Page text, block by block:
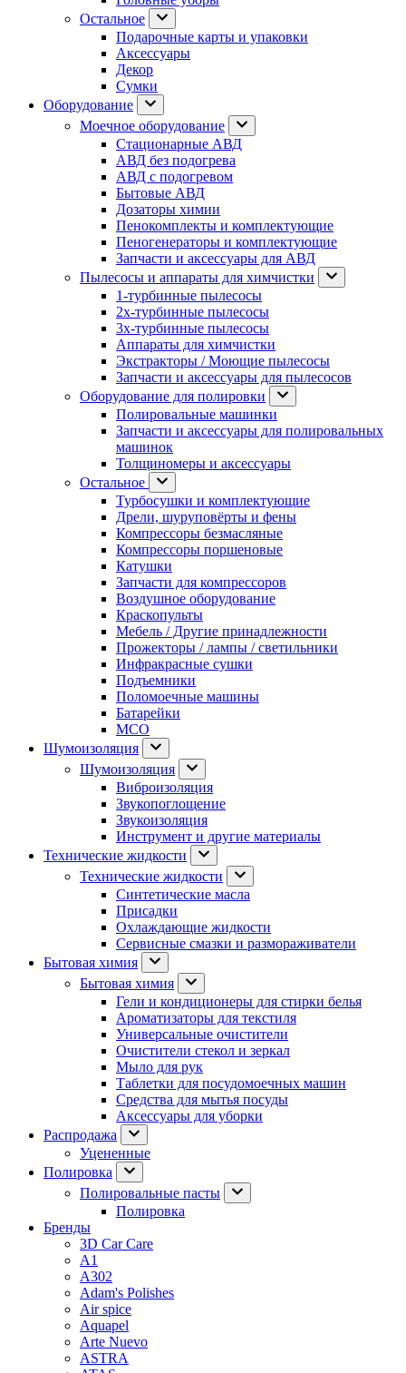
Остальное
Подарочные карты и упаковки
Аксессуары
Декор
Сумки
Оборудование
Моечное оборудование
Стационарные АВД
АВД без подогрева
АВД с подогревом
Бытовые АВД
Дозаторы химии
Пенокомплекты и комплектующие
Пеногенераторы и комплектующие
Запчасти и аксессуары для АВД
Пылесосы и аппараты для химчистки
1-турбинные пылесосы
2х-турбинные пылесосы
3х-турбинные пылесосы
Аппараты для химчистки
Экстракторы / Моющие пылесосы
Запчасти и аксессуары для пылесосов
Оборудование для полировки
Полировальные машинки
Запчасти и аксессуары для полировальных
машинок
Толщиномеры и аксессуары
Остальное
Турбосушки и комплектующие
Дрели, шуруповёрты и фены
Компрессоры безмасляные
Компрессоры поршеновые
Катушки
Запчасти для компрессоров
Воздушное оборудование
Краскопульты
Мебель / Другие принадлежности
Прожекторы / лампы / светильники
Инфракрасные сушки
Подъемники
Поломоечные машины
Батарейки
МСО
Шумоизоляция
Шумоизоляция
Виброизоляция
Звукопоглощение
Звукоизоляция
Инструмент и другие материалы
Технические жидкости
Технические жидкости
Синтетические масла
Присадки
Охлаждающие жидкости
Сервисные смазки и размораживатели
Бытовая химия
Бытовая химия
Гели и кондиционеры для стирки белья
Ароматизаторы для текстиля
Универсальные очистители
Очистители стекол и зеркал
Мыло для рук
Таблетки для посудомоечных машин
Средства для мытья посуды
Аксессуары для уборки
Распродажа
Уцененные
Полировка
Полировальные пасты
Полировка
Бренды
3D Car Care
A1
A302
Adam's Polishes
Air spice
Aquapel
Arte Nuevo
ASTRA